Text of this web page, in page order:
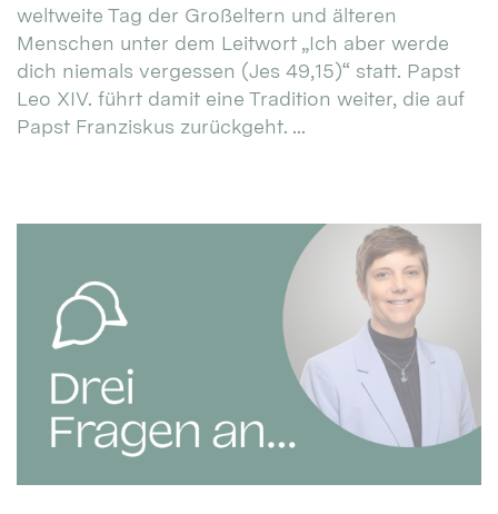
weltweite Tag der Großeltern und älteren
Menschen unter dem Leitwort „Ich aber werde
dich niemals vergessen (Jes 49,15)“ statt. Papst
Leo XIV. führt damit eine Tradition weiter, die auf
Papst Franziskus zurückgeht. ...